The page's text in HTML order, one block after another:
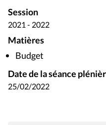
Session
2021 - 2022
Matières
Budget
Date de la séance
25/02/2022